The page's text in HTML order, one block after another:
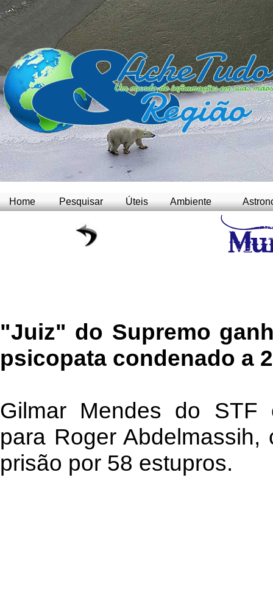
Home Pesquisar Úteis Ambiente
"Juiz" do Supremo
psicopata condenado a
Gilmar Mendes do STF
para Roger
prisão por 58 estupros.